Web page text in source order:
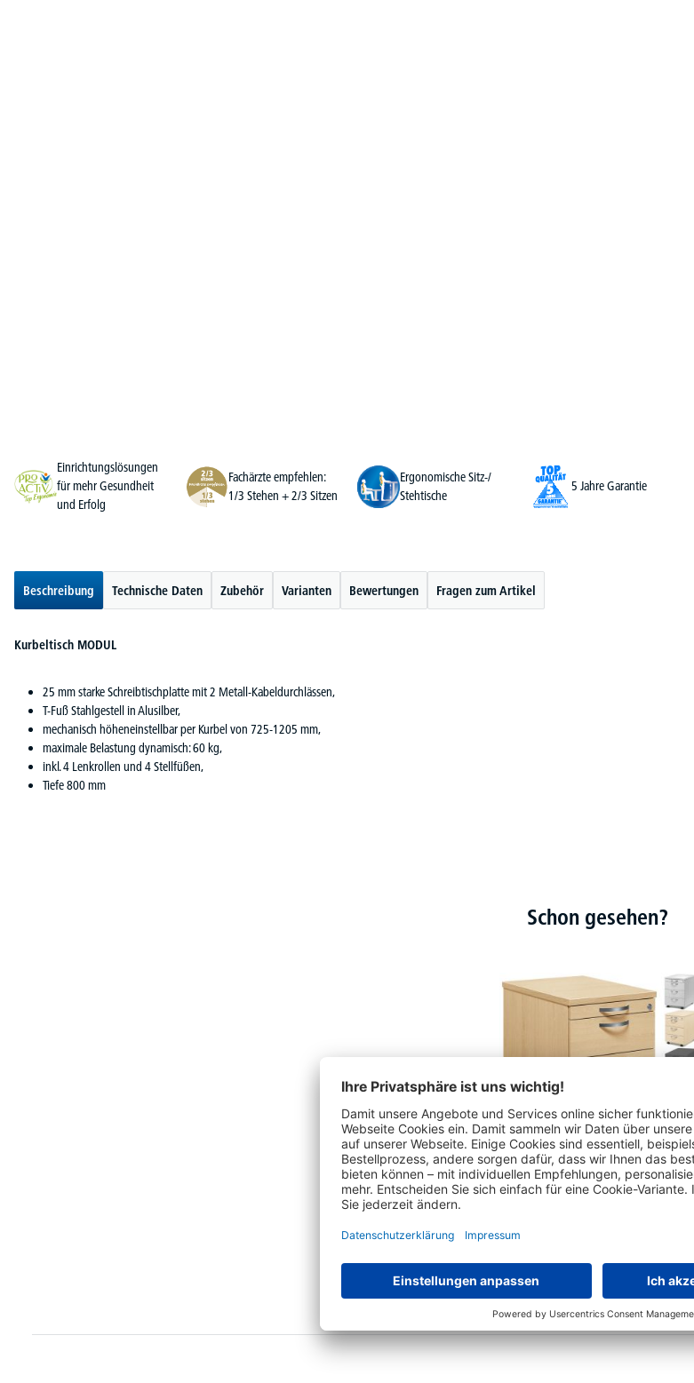
Einrichtungslösungen
für mehr Gesundheit
und Erfolg
Fachärzte empfehlen:
1/3 Stehen + 2/3 Sitzen
Ergonomische Sitz-/
Stehtische
5 Jahre Garantie
Beschreibung Technische Daten Zubehör Varianten Bewertungen Fragen zum Artikel
Kurbeltisch MODUL
25 mm starke Schreibtischplatte mit 2 Metall-Kabeldurchlässen,
T-Fuß Stahlgestell in Alusilber,
mechanisch höheneinstellbar per Kurbel von 725-1205 mm,
maximale Belastung dynamisch: 60 kg,
inkl. 4 Lenkrollen und 4 Stellfüßen,
Tiefe 800 mm
Schon gesehen?
24 Varianten zur Auswahl
ab€ 350,10